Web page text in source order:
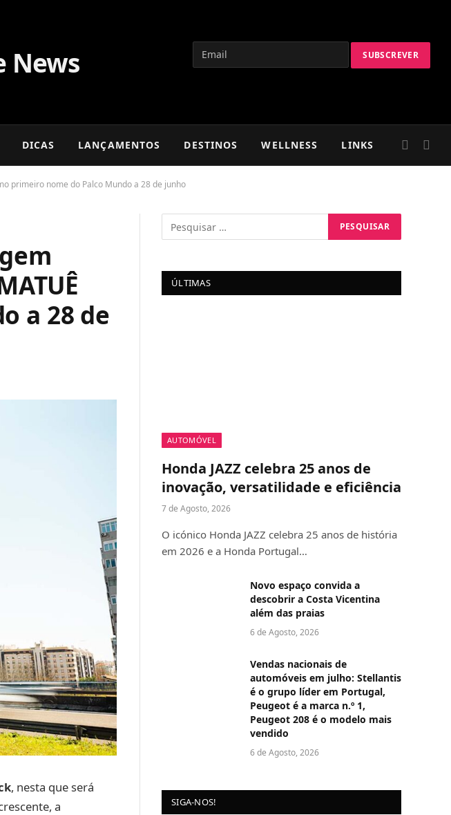
DICAS LANÇAMENTOS DESTINOS WELLNESS LINKS
primeiro nome do Palco Mundo a 28 de junho
a 28 de
, nesta que será
a
ÚLTIMAS
AUTOMÓVEL
Honda JAZZ celebra 25 anos de
inovação, versatilidade e eficiência
7 de Agosto, 2026
O icónico Honda JAZZ celebra 25 anos de história
em 2026 e a Honda Portugal…
Novo espaço convida a
descobrir a Costa Vicentina
além das praias
6 de Agosto, 2026
Vendas nacionais de
automóveis em julho: Stellantis
é o grupo líder em Portugal,
Peugeot é a marca n.º 1,
Peugeot 208 é o modelo mais
vendido
6 de Agosto, 2026
SIGA-NOS!